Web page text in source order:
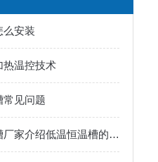
么安装
热温控技术
常见问题
低温恒温槽厂家介绍低温恒温槽的可选配功能指南